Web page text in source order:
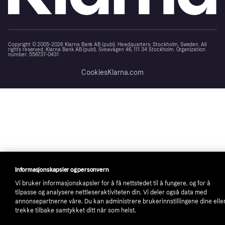
Copyright © 2005-2026 Klarna Bank AB (publ). Headquarters: Stockholm, Sweden. All
rights reserved. Klarna Bank AB (publ). Sveavägen 46, 111 34 Stockholm. Organization
number: 556737-0431
CookiesKlarna.com
Informasjonskapsler og personvern
Vi bruker informasjonskapsler for å få nettstedet til å fungere, og for å
tilpasse og analysere nettleseraktiviteten din. Vi deler også data med
annonsepartnerne våre. Du kan administrere brukerinnstillingene dine
trekke tilbake samtykket ditt når som helst.